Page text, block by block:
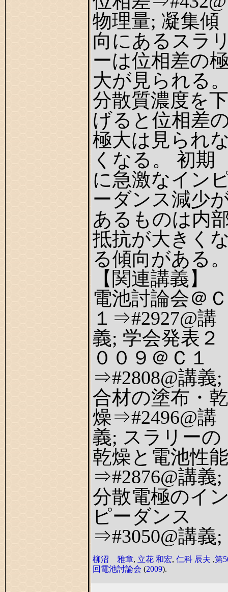
物理量; 凝集傾
向にあるスラ
ーは位相差の
大が見られる
分散質濃度を下
げると位相差
極大は見られ
くなる。 初期
に急激なイン
ーダンス減少
あるものは内
抵抗が大きく
る傾向がある
【関連講義】
電池討論会＠Ｃ
１⇒#2927@講
義; 学会発表２
００９＠Ｃ１
⇒#2808@講義;
合材の塗布・乾
燥⇒#2496@講
義; スラリーの
乾燥と電池性能
⇒#2876@講義;
分散電極のイ
ピーダンス
⇒#3050@講義;
柳沼 雅章, 立花 和宏, 仁科 辰夫 ,第
回電池討論会 (2009).